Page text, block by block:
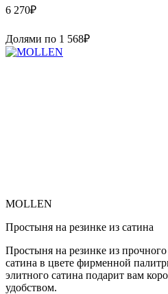
6 270₽
Долями по 1 568₽
MOLLEN
Простыня на резинке из сатина
Простыня на резинке из
сатина в цвете фирменной
элитного сатина подарит вам
удобством.